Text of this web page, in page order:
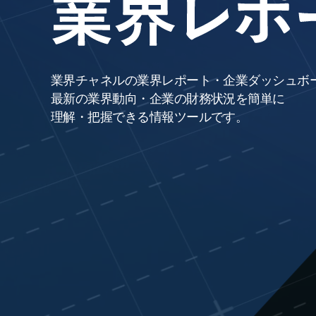
業界チャネルの業界レポート・企業ダッシュボ
最新の業界動向・企業の財務状況を簡単に
理解・把握できる情報ツールです。